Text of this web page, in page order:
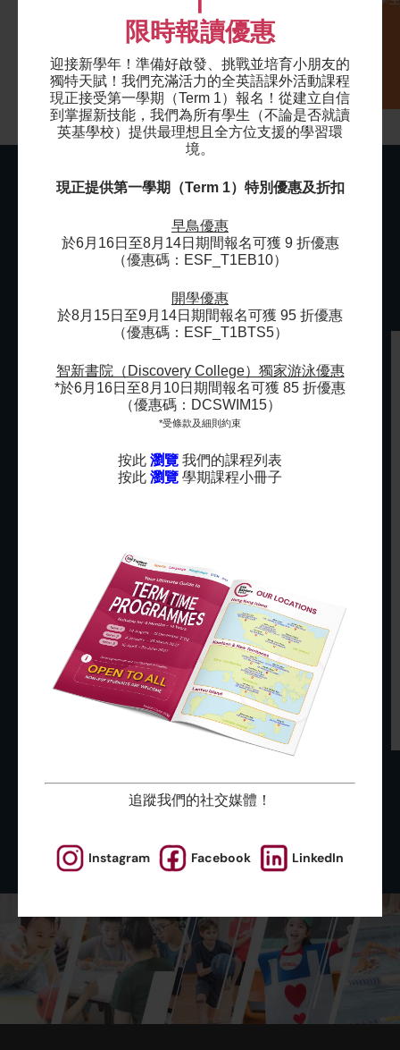
限時報讀優惠
迎接新學年！準備好啟發、挑戰並培育小朋友的
獨特天賦！我們充滿活力的全英語課外活動課程
現正接受第一學期（Term 1）報名！ 從建立自信
到掌握新技能，我們為所有學生（不論是否就讀
英基學校）提供最理想且全方位支援的學習環
境。
現正提供第一學期（Term 1）特別優惠及折扣
早鳥優惠
於6月16日至8月14日期間報名可獲 9 折優惠
（優惠碼：ESF_T1EB10）
開學優惠
於8月15日至9月14日期間報名可獲 95 折優惠
（優惠碼：ESF_T1BTS5）
智新書院（Discovery College）獨家游泳優惠
*於6月16日至8月10日期間報名可獲 85 折優惠
（優惠碼：DCSWIM15）
*受條款及細則約束
按此 瀏覽 我們的課程列表
按此 瀏覽 學期課程小冊子
追蹤我們的社交媒體！
Instagram Facebook LinkedIn
家長分享
幼稚園英文班
Rayna已經參加了英基探新的英文班三年。最初我們為了
提升她的英文程度報讀，現在不但愛上英文課，還不怕
Rayna
Rayna家長